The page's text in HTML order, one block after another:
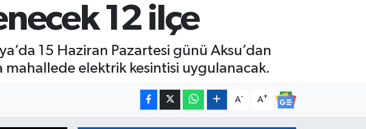
%1.2
12 ilçe
15 Haziran Pazartesi günü Aksu’dan
mahallede elektrik kesintisi uygulanacak.
A- A+